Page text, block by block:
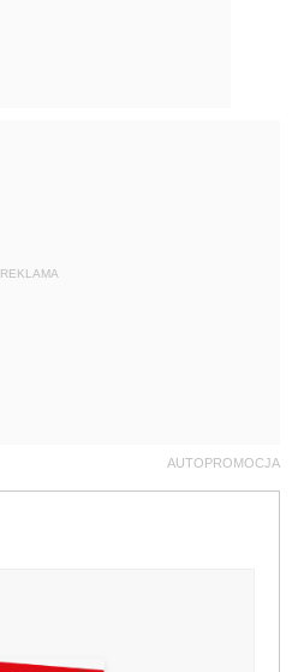
REKLAMA
AUTOPROMOCJA